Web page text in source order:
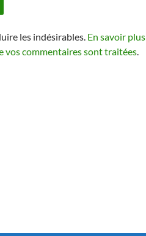
les indésirables. En savoir plus
vos commentaires sont traitées